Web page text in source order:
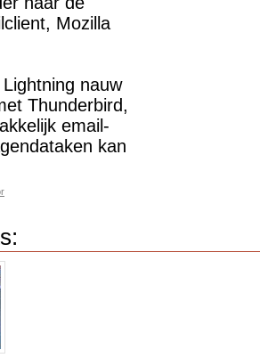
Mozilla
nauw
Thunderbird,
email-
kan